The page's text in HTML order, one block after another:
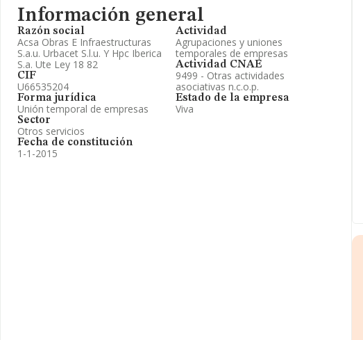
Información general
Razón social
Acsa Obras E Infraestructuras
S.a.u. Urbacet S.l.u. Y Hpc Iberica
S.a. Ute Ley 18 82
CIF
U66535204
Forma jurídica
Unión temporal de empresas
Sector
Otros servicios
Fecha de constitución
1-1-2015
Actividad
Agrupaciones y uniones
temporales de empresas
Actividad CNAE
9499 - Otras actividades
asociativas n.c.o.p.
Estado de la empresa
Viva